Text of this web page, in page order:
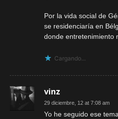
Por la vida social de
se residenciaría en
donde entretenimiento
Cargando...
vinz
29 diciembre, 12 at 7:08 am
Yo he seguido ese